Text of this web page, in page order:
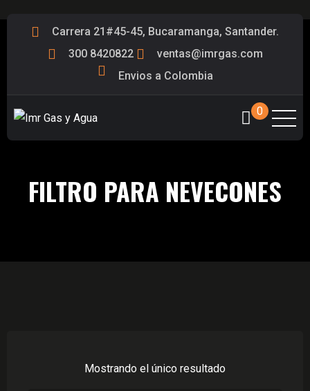
Carrera 21#45-45, Bucaramanga, Santander.
300 8420822
ventas@imrgas.com
Envios a Colombia
0
FILTRO PARA NEVECONES
Mostrando el único resultado